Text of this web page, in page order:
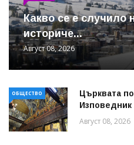
Какво се е случило
историче...
Август 08, 2026
ОБЩЕСТВО
Църквата
Изповедник
Август 08, 2026